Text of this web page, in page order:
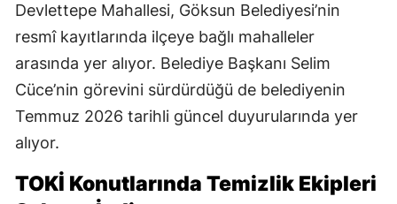
Devlettepe Mahallesi, Göksun Belediyesi’nin
resmî kayıtlarında ilçeye bağlı mahalleler
arasında yer alıyor. Belediye Başkanı Selim
Cüce’nin görevini sürdürdüğü de belediyenin
Temmuz 2026 tarihli güncel duyurularında yer
alıyor.
TOKİ Konutlarında Temizlik Ekipleri